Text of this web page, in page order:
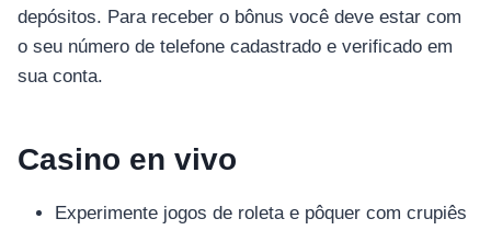
depósitos. Para receber o bônus você deve estar com
o seu número de telefone cadastrado e verificado em
sua conta.
Casino en vivo
Experimente jogos de roleta e pôquer com crupiês